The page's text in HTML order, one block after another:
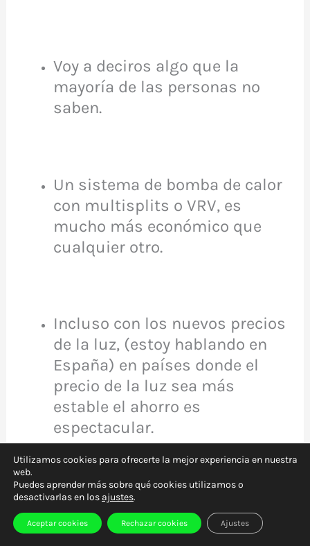
Voy a deciros algo que la
mayoría de las personas no
saben.
Un sistema de bomba de calor
con multisplits o VRV, es
mucho más económico que
cualquier otro.
Incluso con los nuevos precios
de la luz, (estoy hablando en
España) en países donde el
precio de la luz sea más
estable el ahorro es
espectacular.
Lo más importante es saber
instalarlo y saber utilizarlo
Utilizamos cookies para ofrecerte la mejor experiencia en nuestra
web.
Puedes aprender más sobre qué cookies utilizamos o
desactivarlas en los ajustes.
Aceptar cookies Rechazar cookies Ajustes